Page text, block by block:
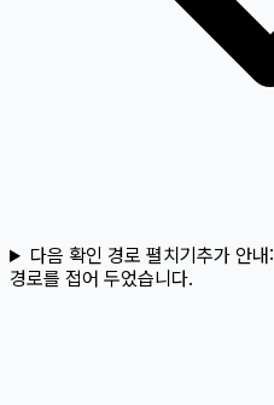
다음 확인 경로 펼치기추가 안내:
경로를 접어 두었습니다.